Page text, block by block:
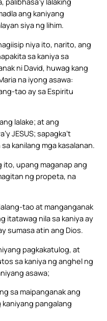
ang kaniyang
siya ng lihim.
niya ito, narito, ang
sa kaniya sa
ni David, huwag kang
na iyong asawa:
tao ay sa Espiritu
lalake; at ang
JESUS; sapagka’t
kanilang mga kasalanan.
ito, upang maganap ang
ng propeta, na
tao at manganganak
itatawag nila sa kaniya ay
sumasa atin ang Dios.
pagkakatulog, at
sa kaniya ng anghel ng
asawa;
sa maipanganak ang
kaniyang pangalang